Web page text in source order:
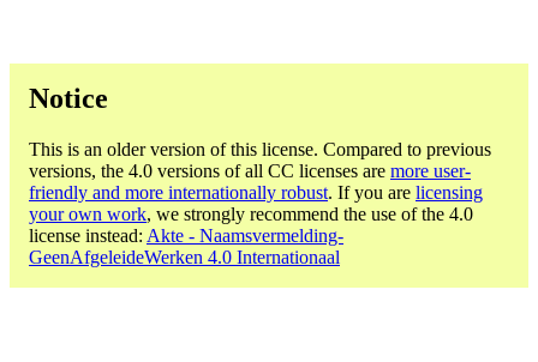
Notice
This is an older version of this license. Compared to previous
versions, the 4.0 versions of all CC licenses are more user-
friendly and more internationally robust. If you are licensing
your own work, we strongly recommend the use of the 4.0
license instead: Akte - Naamsvermelding-
GeenAfgeleideWerken 4.0 Internationaal